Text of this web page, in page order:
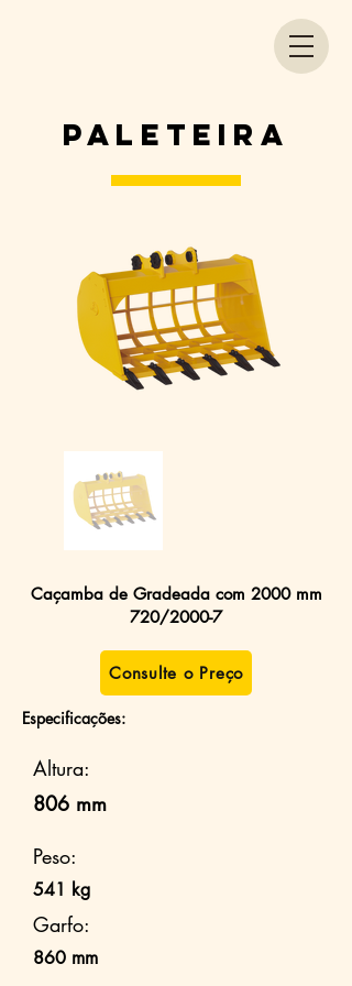
PALETEIRA
Caçamba de Gradeada com 2000 mm
720/2000-7
Consulte o Preço
Especificações:
Altura:
806 mm
Peso:
541 kg
Garfo:
860 mm